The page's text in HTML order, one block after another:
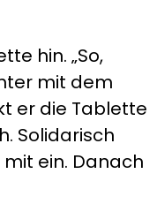
hin. „So,
mit dem
er die Tablette
Solidarisch
ein. Danach